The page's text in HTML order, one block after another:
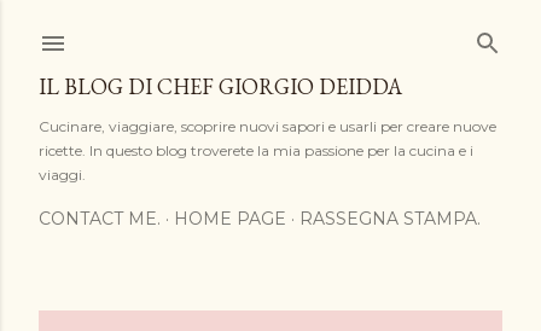
IL BLOG DI CHEF GIORGIO DEIDDA
Cucinare, viaggiare, scoprire nuovi sapori e usarli per creare nuove
ricette. In questo blog troverete la mia passione per la cucina e i
viaggi.
CONTACT ME. HOME PAGE RASSEGNA STAMPA.